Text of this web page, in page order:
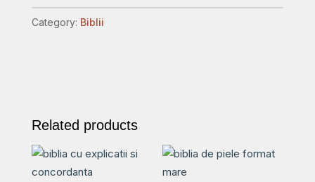
neagra
quantity
Category: Biblii
Related products